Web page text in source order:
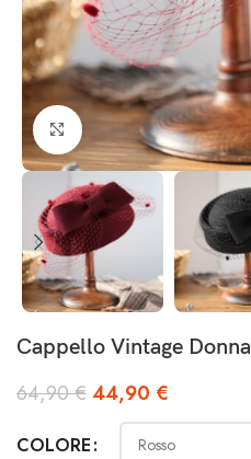
Clicca per ingrandire
Cappello Vintage Donna
64,90€44,90 €
COLORE